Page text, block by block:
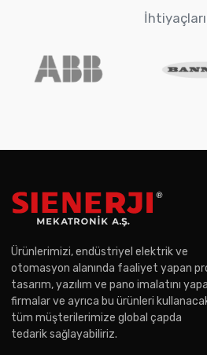
Ürünlerimizi, endüstriyel elektrik ve
otomasyon alanında faaliyet yapan
tasarım, yazılım ve pano imalatını
firmalar ve ayrıca bu ürünleri
tüm müşterilerimize global çapda
tedarik sağlayabiliriz.